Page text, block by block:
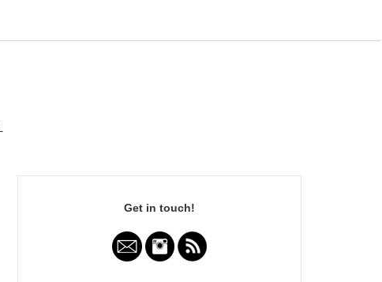
Get in touch!